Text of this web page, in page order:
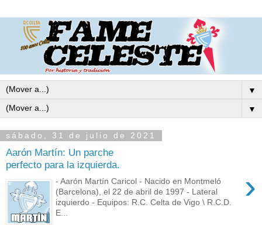
▼
▼
sábado, 31 de julio de 2021
Aarón Martín: Un parche
perfecto para la izquierda.
›
- Aarón Martín Caricol - Nacido en Montmeló
(Barcelona), el 22 de abril de 1997 - Lateral
izquierdo - Equipos: R.C. Celta de Vigo \ R.C.D.
E...